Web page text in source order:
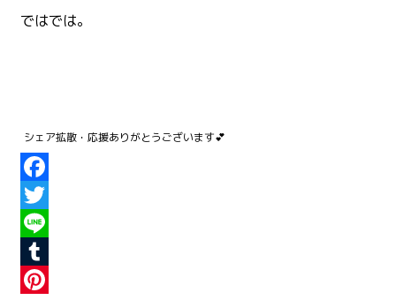
ではでは。
Facebook
Twitter
Line
Tumblr